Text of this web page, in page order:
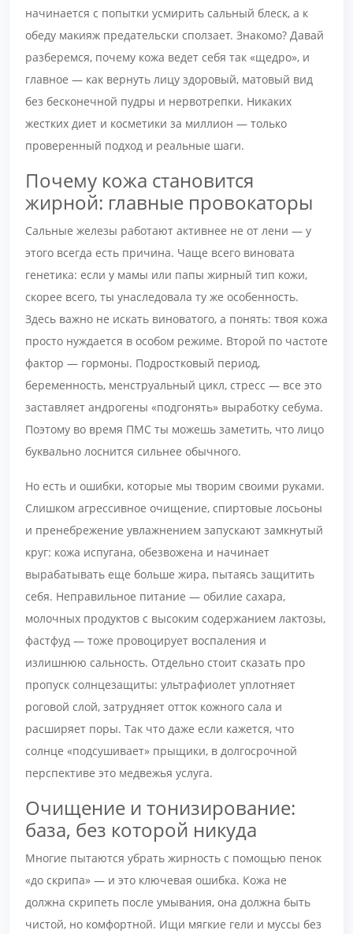
начинается с попытки усмирить сальный блеск, а к
обеду макияж предательски сползает. Знакомо? Давай
разберемся, почему кожа ведет себя так «щедро», и
главное — как вернуть лицу здоровый, матовый вид
без бесконечной пудры и нервотрепки. Никаких
жестких диет и косметики за миллион — только
проверенный подход и реальные шаги.
Почему кожа становится
жирной: главные провокаторы
Сальные железы работают активнее не от лени — у
этого всегда есть причина. Чаще всего виновата
генетика: если у мамы или папы жирный тип кожи,
скорее всего, ты унаследовала ту же особенность.
Здесь важно не искать виноватого, а понять: твоя кожа
просто нуждается в особом режиме. Второй по частоте
фактор — гормоны. Подростковый период,
беременность, менструальный цикл, стресс — все это
заставляет андрогены «подгонять» выработку себума.
Поэтому во время ПМС ты можешь заметить, что лицо
буквально лоснится сильнее обычного.
Но есть и ошибки, которые мы творим своими руками.
Слишком агрессивное очищение, спиртовые лосьоны
и пренебрежение увлажнением запускают замкнутый
круг: кожа испугана, обезвожена и начинает
вырабатывать еще больше жира, пытаясь защитить
себя. Неправильное питание — обилие сахара,
молочных продуктов с высоким содержанием лактозы,
фастфуд — тоже провоцирует воспаления и
излишнюю сальность. Отдельно стоит сказать про
пропуск солнцезащиты: ультрафиолет уплотняет
роговой слой, затрудняет отток кожного сала и
расширяет поры. Так что даже если кажется, что
солнце «подсушивает» прыщики, в долгосрочной
перспективе это медвежья услуга.
Очищение и тонизирование:
база, без которой никуда
Многие пытаются убрать жирность с помощью пенок
«до скрипа» — и это ключевая ошибка. Кожа не
должна скрипеть после умывания, она должна быть
чистой, но комфортной. Ищи мягкие гели и муссы без